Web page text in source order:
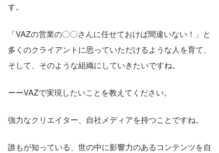
す。
「VAZの営業の〇〇さんに任せておけば間違いない！」と
多くのクライアントに思っていただけるような人を育て、
そして、そのような組織にしていきたいですね。
ーーVAZで実現したいことを教えてください。
強力なクリエイター、自社メディアを持つことですね。
誰もが知っている、世の中に影響力のあるコンテンツを自